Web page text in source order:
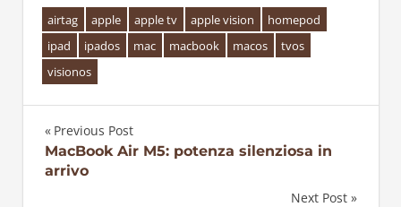
airtag apple apple tv apple vision
homepod
ipad
ipados mac macbook macos
tvos
visionos
Navigazione
Previous Post
MacBook Air M5: potenza silenziosa in
arrivo
Next Post